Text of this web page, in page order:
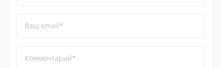
Ваш email*
Комментарий*